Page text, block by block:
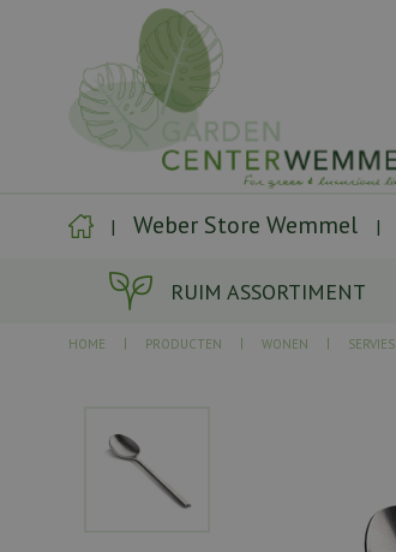
RUIM ASSORTIMENT
HOME PRODUCTEN WONEN SERVIES
Weber Store Wemmel